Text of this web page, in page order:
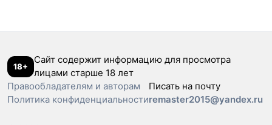
18+
Сайт содержит информацию для просмотра
лицами старше 18 лет
Правообладателям и авторам
Политика конфиденциальности
Писать на почту
remaster2015@yandex.ru